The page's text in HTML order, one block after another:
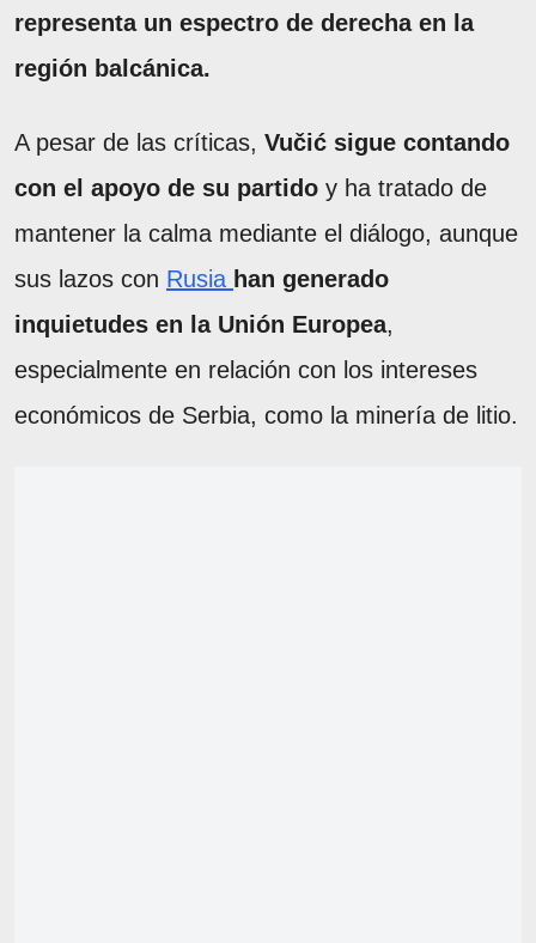
representa un espectro de derecha en la
región balcánica.
A pesar de las críticas, Vučić sigue contando
con el apoyo de su partido y ha tratado de
mantener la calma mediante el diálogo, aunque
sus lazos con Rusia han generado
inquietudes en la Unión Europea,
especialmente en relación con los intereses
económicos de Serbia, como la minería de litio.